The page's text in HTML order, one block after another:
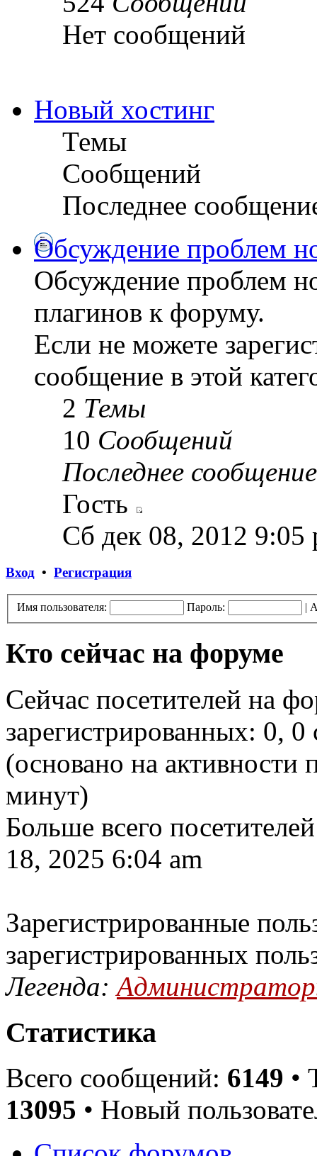
Нет сообщений
Новый хостинг
Темы
Сообщений
Последнее
Обсуждение проблем
Обсуждение проблем
плагинов к форуму.
Если не можете
сообщение в этой
2 Темы
10 Сообщений
Последнее сообщение
Гость
Сб дек 08, 2012 9:05
Вход • Регистрация
Имя пользователя: Пароль: |
Кто сейчас на форуме
Сейчас посетителей на
зарегистрированных: 0,
(основано на активности
минут)
Больше всего
18, 2025 6:04 am
Зарегистрированные
зарегистрированных
Легенда:
Статистика
Всего сообщений: 6149 •
13095 • Новый